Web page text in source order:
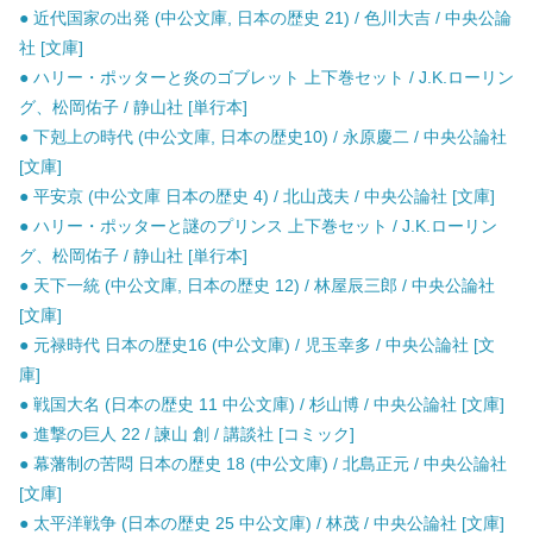
● 近代国家の出発 (中公文庫, 日本の歴史 21) / 色川大吉 / 中央公論
社 [文庫]
● ハリー・ポッターと炎のゴブレット 上下巻セット / J.K.ローリン
グ、松岡佑子 / 静山社 [単行本]
● 下剋上の時代 (中公文庫, 日本の歴史10) / 永原慶二 / 中央公論社
[文庫]
● 平安京 (中公文庫 日本の歴史 4) / 北山茂夫 / 中央公論社 [文庫]
● ハリー・ポッターと謎のプリンス 上下巻セット / J.K.ローリン
グ、松岡佑子 / 静山社 [単行本]
● 天下一統 (中公文庫, 日本の歴史 12) / 林屋辰三郎 / 中央公論社
[文庫]
● 元禄時代 日本の歴史16 (中公文庫) / 児玉幸多 / 中央公論社 [文
庫]
● 戦国大名 (日本の歴史 11 中公文庫) / 杉山博 / 中央公論社 [文庫]
● 進撃の巨人 22 / 諫山 創 / 講談社 [コミック]
● 幕藩制の苦悶 日本の歴史 18 (中公文庫) / 北島正元 / 中央公論社
[文庫]
● 太平洋戦争 (日本の歴史 25 中公文庫) / 林茂 / 中央公論社 [文庫]